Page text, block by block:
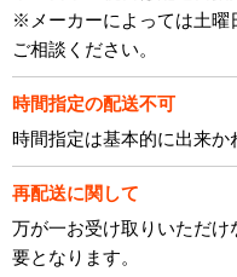
※メーカーによっては土曜
ご相談ください。
時間指定の配送不可
時間指定は基本的に出来か
再配送に関して
万が一お受け取りいただ
要となります。